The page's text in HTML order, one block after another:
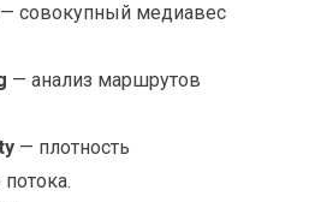
совокупный медиавес
— анализ маршрутов
— плотность
потока.